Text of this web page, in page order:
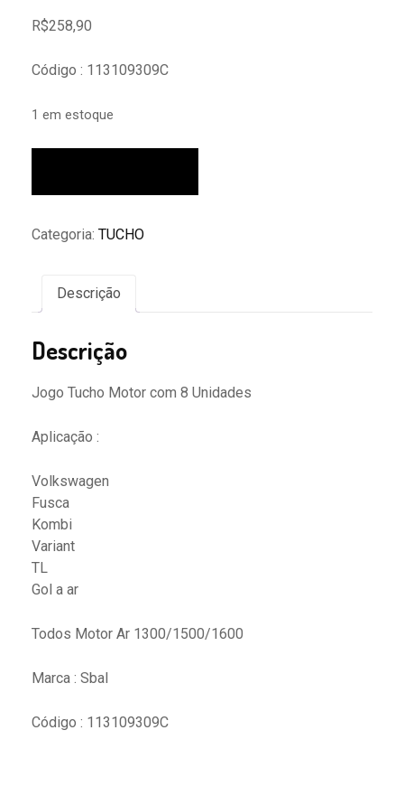
R$258,90
Código : 113109309C
1 em estoque
Vw
Kombi
Ar
1500
8
quantidade
Categoria: TUCHO
Descrição
Descrição
Jogo Tucho Motor com 8 Unidades
Aplicação :
Volkswagen
Fusca
Kombi
Variant
TL
Gol a ar
Todos Motor Ar 1300/1500/1600
Marca : Sbal
Código : 113109309C